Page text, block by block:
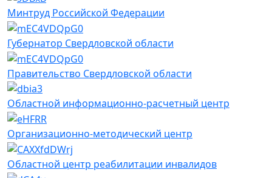
Минтруд Российской Федерации
Губернатор Свердловской области
Правительство Свердловской области
Областной информационно-расчетный центр
Организационно-методический центр
Областной центр реабилитации инвалидов